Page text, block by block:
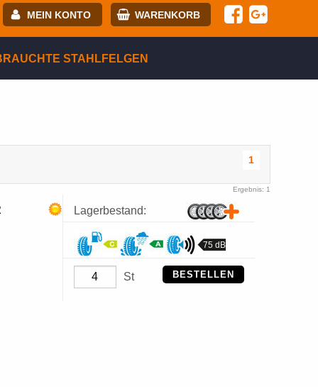
MEIN KONTO WARENKORB
ANMELDEN
STAHLFELGEN
1
Ergebnis: 1
Lagerbestand:
75 dB
St BESTELLEN